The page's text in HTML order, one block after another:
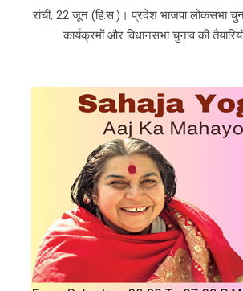
रांची, 22 जून (हि.स.)। प्रदेश भाजपा लोकसभा
कार्यक्रमों और विधानसभा चुनाव की